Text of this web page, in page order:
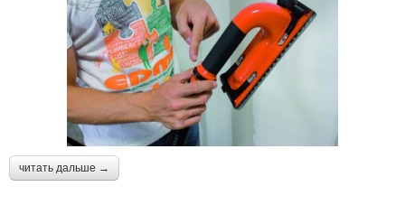
читать дальше →